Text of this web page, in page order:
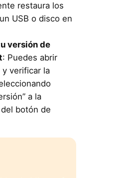
restaura los
USB o disco en
versión de
: Puedes abrir
verificar la
a la
botón de